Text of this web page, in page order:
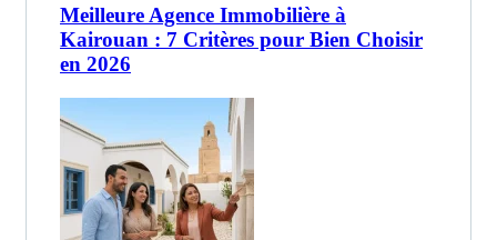
Meilleure Agence Immobilière à
Kairouan : 7 Critères pour Bien Choisir
en 2026